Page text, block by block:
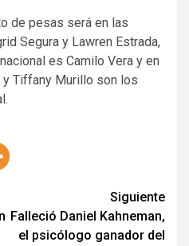
de pesas será en las
Segura y Lawren Estrada,
es Camilo Vera y en
y Tiffany Murillo son los
Siguiente
Falleció Daniel Kahneman,
el psicólogo ganador del